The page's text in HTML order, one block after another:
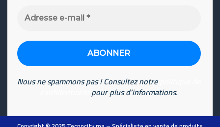
Nous ne spammons pas ! Consultez notre
pour plus d’informations.